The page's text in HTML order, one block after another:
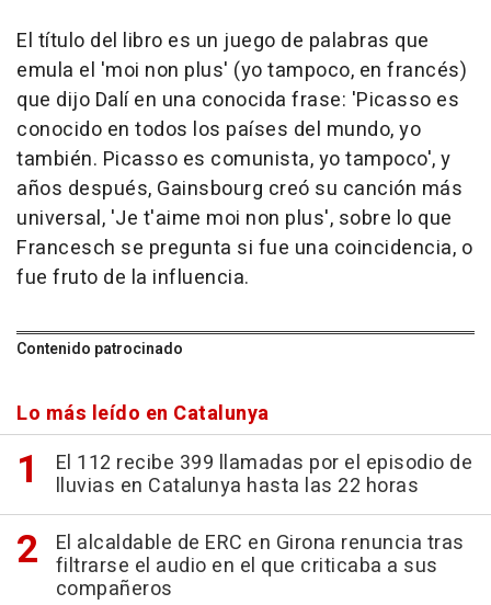
El título del libro es un juego de palabras que
emula el 'moi non plus' (yo tampoco, en francés)
que dijo Dalí en una conocida frase: 'Picasso es
conocido en todos los países del mundo, yo
también. Picasso es comunista, yo tampoco', y
años después, Gainsbourg creó su canción más
universal, 'Je t'aime moi non plus', sobre lo que
Francesch se pregunta si fue una coincidencia, o
fue fruto de la influencia.
Contenido patrocinado
Lo más leído en Catalunya
El 112 recibe 399 llamadas por el episodio de
lluvias en Catalunya hasta las 22 horas
El alcaldable de ERC en Girona renuncia tras
filtrarse el audio en el que criticaba a sus
compañeros